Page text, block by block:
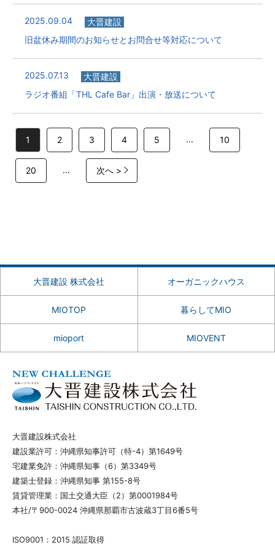
2025.09.04
大晋建設
旧盆休み期間のお知らせとお問合せ等対応について
2025.07.13
大晋建設
ラジオ番組「THL Cafe Bar」出演・放送について
1 2 3 4 5 ... 10
20 ... 次へ >
大晋建設 株式会社 オーガニックハウス
MIOTOP 暮らしてMIO
mioport MIOVENT
大晋建設株式会社
建設業許可：沖縄県知事許可（特-4）第1649号
宅建業免許：沖縄県知事（6）第3349号
建築士登録：沖縄県知事 第155-8号
賃貸管理業：国土交通大臣（2）第0001984号
本社/〒900-0024 沖縄県那覇市古波蔵3丁目6番5号
ISO9001：2015 認証取得